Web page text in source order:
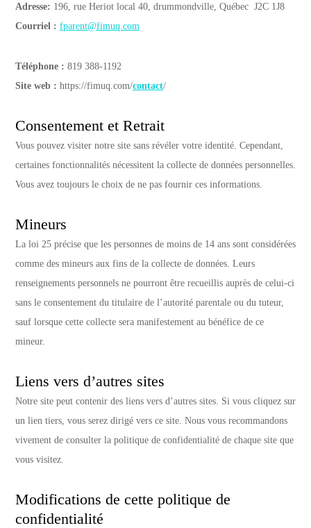
Adresse: 196, rue Heriot local 40, drummondville, Québec J2C 1J8
Courriel : fparent@fimuq.com
Téléphone : 819 388-1192
Site web : https://fimuq.com/contact/
Consentement et Retrait
Vous pouvez visiter notre site sans révéler votre identité. Cependant,
certaines fonctionnalités nécessitent la collecte de données personnelles.
Vous avez toujours le choix de ne pas fournir ces informations.
Mineurs
La loi 25 précise que les personnes de moins de 14 ans sont considérées
comme des mineurs aux fins de la collecte de données. Leurs
renseignements personnels ne pourront être recueillis auprès de celui-ci
sans le consentement du titulaire de l’autorité parentale ou du tuteur,
sauf lorsque cette collecte sera manifestement au bénéfice de ce
mineur.
Liens vers d’autres sites
Notre site peut contenir des liens vers d’autres sites. Si vous cliquez sur
un lien tiers, vous serez dirigé vers ce site. Nous vous recommandons
vivement de consulter la politique de confidentialité de chaque site que
vous visitez.
Modifications de cette politique de
confidentialité